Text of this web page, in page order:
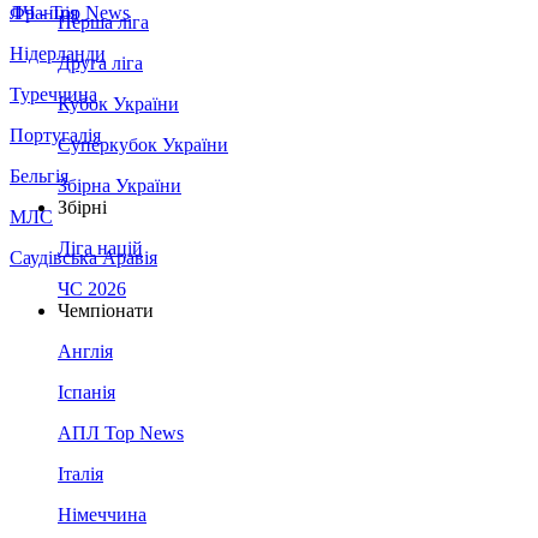
Франція
Нідерланди
Туреччина
Португалія
Бельгія
МЛС
Саудівська Аравія
ЛЧ - Top News
Перша ліга
Друга ліга
Кубок України
Суперкубок України
Збірна України
Збірні
Ліга націй
ЧС 2026
Чемпіонати
Англія
Іспанія
АПЛ Top News
Італія
Німеччина